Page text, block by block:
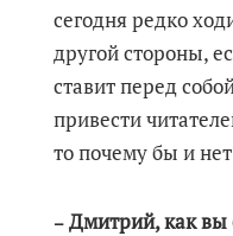
сегодня редко
другой стороны,
ставит перед
привести
то почему бы и
–Дмитрий, как вы